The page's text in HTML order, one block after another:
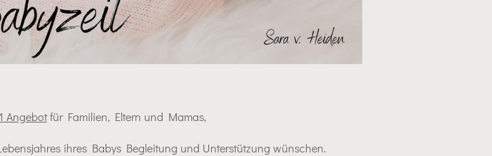
Angebot für Familien, Eltern und Mamas,
ihres Babys Begleitung und Unterstützung wünschen.